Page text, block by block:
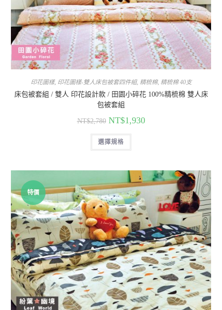
印花圖樣, 印花圖樣-雙人床包被套四件組, 精梳棉, 精梳棉 40支
床包被套組 / 雙人 印花設計款 / 田園小碎花 100%精梳棉 雙人床
包被套組
NT$2,780 NT$1,930
選擇規格
特價